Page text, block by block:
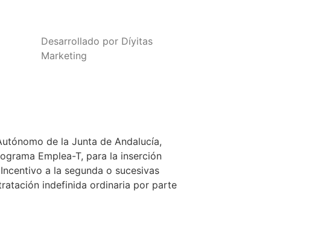
Desarrollado por Díyitas
Marketing
de la Junta de Andalucía,
Emplea-T, para la inserción
a la segunda o sucesivas
indefinida ordinaria por parte